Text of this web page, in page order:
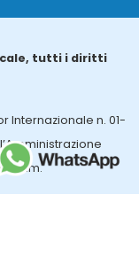
tutti i diritti
Internazionale n. 01-